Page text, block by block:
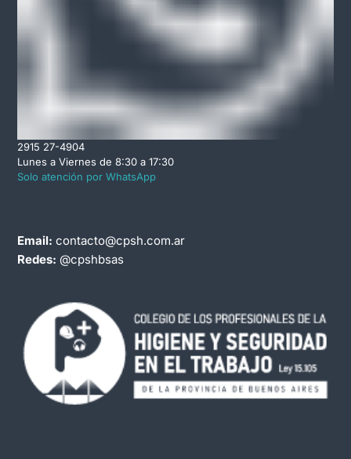
2915 27-4904
Lunes a Viernes de 8:30 a 17:30
Solo atención por WhatsApp
Email: contacto@cpsh.com.ar
Redes: @cpshbsas